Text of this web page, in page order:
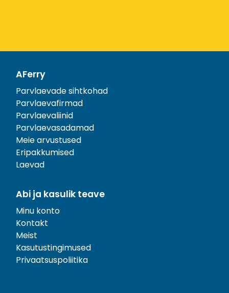
AFerry
Parvlaevade sihtkohad
Parvlaevafirmad
Parvlaevaliinid
Parvlaevasadamad
Meie arvustused
Eripakkumised
Laevad
Abi ja kasulik teave
Minu konto
Kontakt
Meist
Kasutustingimused
Privaatsuspoliitika